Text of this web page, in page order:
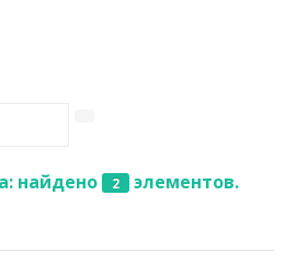
найдено 2 элементов.